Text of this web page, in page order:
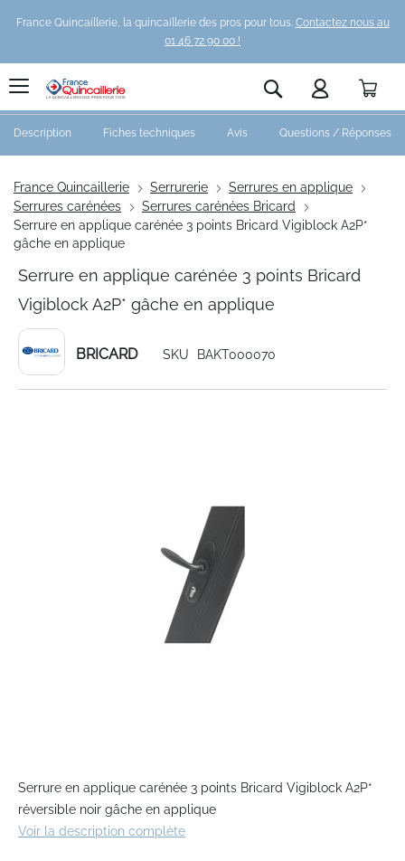
France Quincaillerie, la quincaillerie des pros pour tous. Contactez nous au
01 46 72 90 00 !
Rechercher
France Quincaillerie Serrurerie
Serrures en applique
Serrures carénées
Serrures carénées Bricard
Serrure en applique carénée 3 points Bricard Vigiblock A2P*
gâche en applique
Serrure en applique carénée 3 points Bricard
Vigiblock A2P* gâche en applique
BRICARD SKU BAKT000070
to
the
beginning
of
Serrure en applique carénée 3 points Bricard Vigiblock A2P*
réversible noir gâche en applique
Voir la description complète
Description Fiches techniques Avis Questions / Réponses